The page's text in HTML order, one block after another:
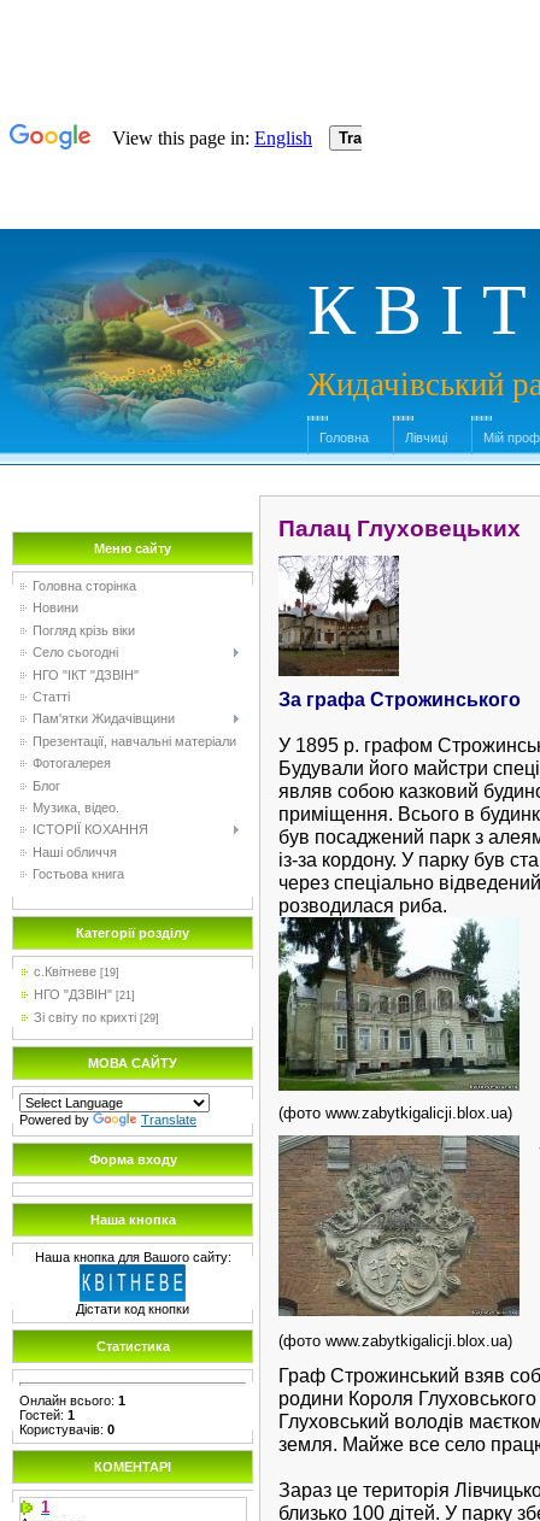
К В І
Жидачівський
Головна Лівчиці Мій
Меню сайту
Головна сторінка
Новини
Погляд крізь віки
Село сьогодні
НГО "ІКТ "ДЗВІН"
Статті
Пам'ятки Жидачівщини
Презентації, навчальні матеріали
Фотогалерея
Блог
Музика, відео.
ІСТОРІЇ КОХАННЯ
Наші обличчя
Гостьова книга
Категорії розділу
с.Квітневе [19]
НГО "ДЗВІН" [21]
Зі світу по крихті [29]
МОВА САЙТУ
Powered by Translate
Форма входу
Наша кнопка
Наша кнопка для Вашого сайту:
Дістати код кнопки
Статистика
Онлайн всього: 1
Гостей: 1
Користувачів: 0
КОМЕНТАРІ
1
Палац Глуховецьких
За графа Строжинського
У 1895 р. графом
Будували його майстри
являв собою казковий
приміщення. Всього в
був посаджений парк з
із-за кордону. У парку був
через спеціально
розводилася риба.
(фото www.zabytkigalicji.blox.ua)
(фото www.zabytkigalicji.blox.ua)
Граф Строжинський взяв
родини Короля
Глуховський володів
земля. Майже все село
Зараз це територія
близько 100 дітей. У парку